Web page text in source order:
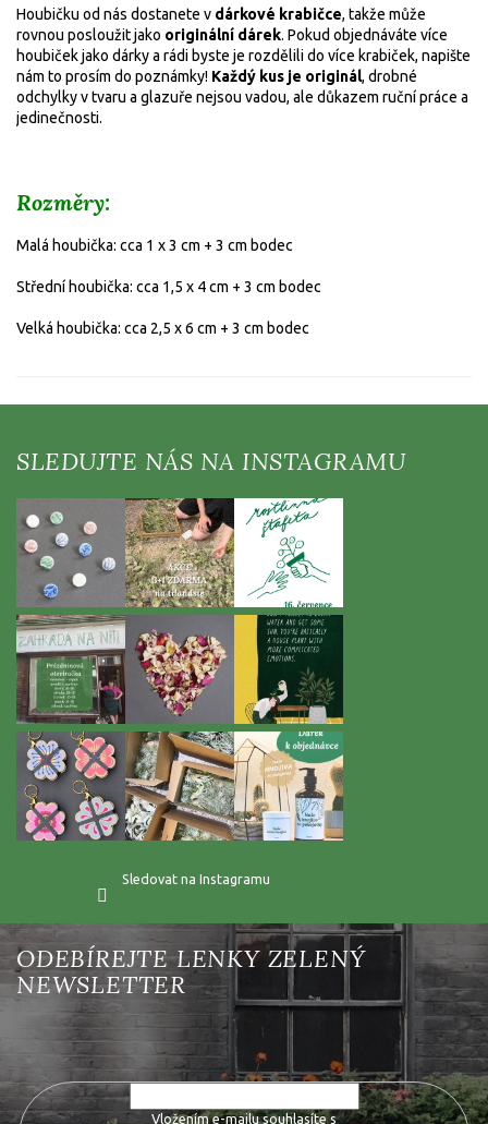
Houbičku od nás dostanete v dárkové krabičce, takže může
rovnou posloužit jako originální dárek. Pokud objednáváte více
houbiček jako dárky a rádi byste je rozdělili do více krabiček, napište
nám to prosím do poznámky! Každý kus je originál, drobné
odchylky v tvaru a glazuře nejsou vadou, ale důkazem ruční práce a
jedinečnosti.
Rozměry:
Malá houbička: cca 1 x 3 cm + 3 cm bodec
Střední houbička: cca 1,5 x 4 cm + 3 cm bodec
Velká houbička: cca 2,5 x 6 cm + 3 cm bodec
Sledovat na Instagramu
Vložte svůj e-mail a my vám budeme zasílat informace o nových
produktech na našem e-shopu.
Vložením e-mailu souhlasíte s